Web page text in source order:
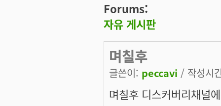
Forums:
자유 게시판
며칠후
글쓴이: peccavi / 작성시
며칠후 디스커버리채널